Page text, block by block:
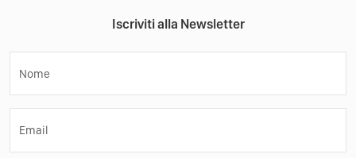
Iscriviti alla Newsletter
Nome
Email